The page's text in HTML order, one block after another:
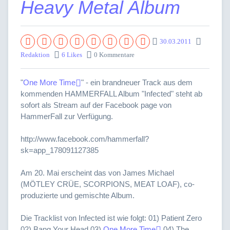
Heavy Metal Album
30.03.2011
Redaktion
6 Likes 0 Kommentare
"One More Time
" - ein brandneuer Track aus dem
kommenden HAMMERFALL Album "Infected" steht ab
sofort als Stream auf der Facebook page von
HammerFall zur Verfügung.
http://www.facebook.com/hammerfall?
sk=app_178091127385
Am 20. Mai erscheint das von James Michael
(MÖTLEY CRÜE, SCORPIONS, MEAT LOAF), co-
produzierte und gemischte Album.
Die Tracklist von Infected ist wie folgt: 01) Patient Zero